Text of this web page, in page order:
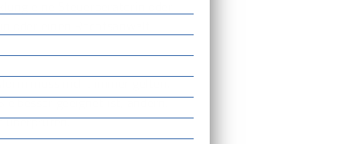
muss nicht immer gelten.
besser geeignet ist, ändern.
überprüfen.